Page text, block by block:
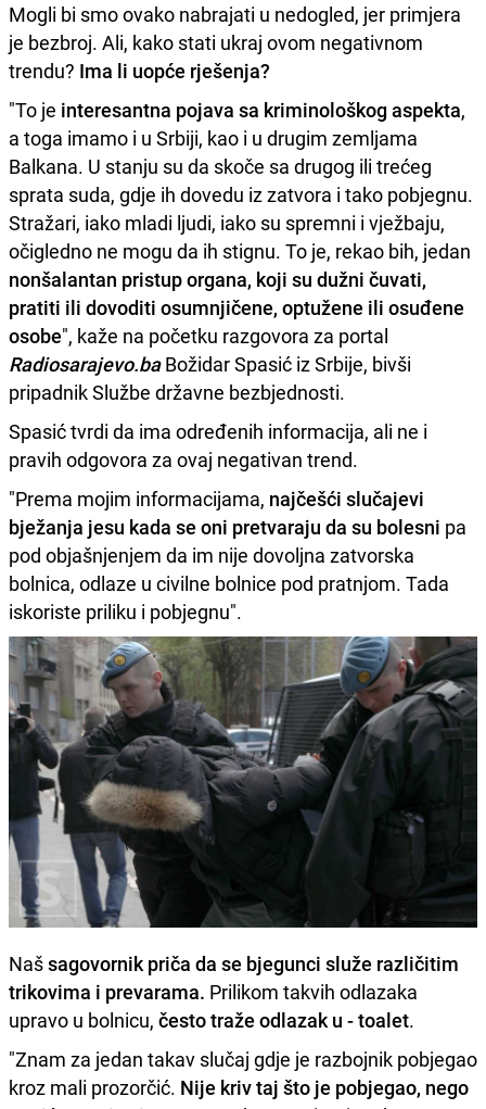
Mogli bi smo ovako nabrajati u nedogled, jer primjera
je bezbroj. Ali, kako stati ukraj ovom negativnom
trendu? Ima li uopće rješenja?
"To je interesantna pojava sa kriminološkog aspekta,
a toga imamo i u Srbiji, kao i u drugim zemljama
Balkana. U stanju su da skoče sa drugog ili trećeg
sprata suda, gdje ih dovedu iz zatvora i tako pobjegnu.
Stražari, iako mladi ljudi, iako su spremni i vježbaju,
očigledno ne mogu da ih stignu. To je, rekao bih, jedan
nonšalantan pristup organa, koji su dužni čuvati,
pratiti ili dovoditi osumnjičene, optužene ili osuđene
osobe", kaže na početku razgovora za portal
Radiosarajevo.baBožidar Spasić iz Srbije, bivši
pripadnik Službe državne bezbjednosti.
Spasić tvrdi da ima određenih informacija, ali ne i
pravih odgovora za ovaj negativan trend.
"Prema mojim informacijama, najčešći slučajevi
bježanja jesu kada se oni pretvaraju da su bolesni pa
pod objašnjenjem da im nije dovoljna zatvorska
bolnica, odlaze u civilne bolnice pod pratnjom. Tada
iskoriste priliku i pobjegnu".
Našsagovornik priča da se bjegunci služe različitim
trikovima i prevarama. Prilikom takvih odlazaka
upravo u bolnicu, često traže odlazak u - toalet.
"Znam za jedan takav slučaj gdje je razbojnik pobjegao
kroz mali prozorčić. Nije kriv taj što je pobjegao, nego